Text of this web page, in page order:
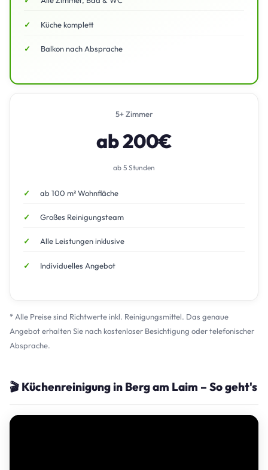
Küche komplett
Balkon nach Absprache
5+ Zimmer
ab 200€
ab 5 Stunden
ab 100 m² Wohnfläche
Großes Reinigungsteam
Alle Leistungen inklusive
Individuelles Angebot
* Alle Preise sind Richtwerte inkl. Reinigungsmittel. Das genaue
Angebot erhalten Sie nach kostenloser Besichtigung oder telefonischer
Absprache.
🎬 Küchenreinigung in Berg am Laim – So geht's